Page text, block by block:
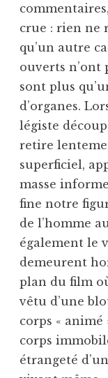
crue : rien ne
qu’un autre
ouverts
sont plus
d’organes.
légiste
retire
superficiel,
masse
fine notre
de l’homme
également le
demeurent
plan du film
vêtu d’une
corps «
corps
étrangeté